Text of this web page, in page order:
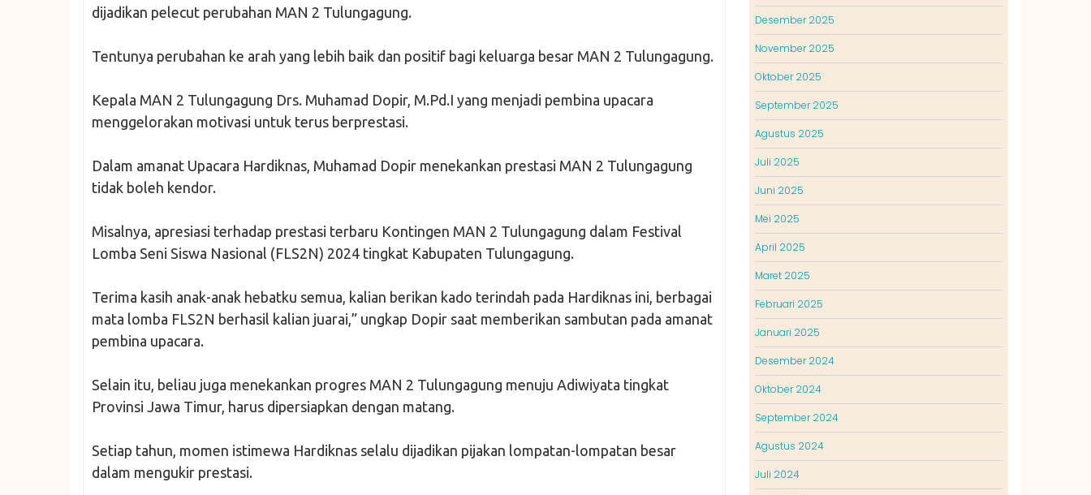
dijadikan pelecut perubahan MAN 2 Tulungagung.
Tentunya perubahan ke arah yang lebih baik dan positif bagi keluarga besar MAN 2 Tulungagung.
Kepala MAN 2 Tulungagung Drs. Muhamad Dopir, M.Pd.I yang menjadi pembina upacara
menggelorakan motivasi untuk terus berprestasi.
Dalam amanat Upacara Hardiknas, Muhamad Dopir menekankan prestasi MAN 2 Tulungagung
tidak boleh kendor.
Misalnya, apresiasi terhadap prestasi terbaru Kontingen MAN 2 Tulungagung dalam Festival
Lomba Seni Siswa Nasional (FLS2N) 2024 tingkat Kabupaten Tulungagung.
Terima kasih anak-anak hebatku semua, kalian berikan kado terindah pada Hardiknas ini, berbagai
mata lomba FLS2N berhasil kalian juarai,” ungkap Dopir saat memberikan sambutan pada amanat
pembina upacara.
Selain itu, beliau juga menekankan progres MAN 2 Tulungagung menuju Adiwiyata tingkat
Provinsi Jawa Timur, harus dipersiapkan dengan matang.
Setiap tahun, momen istimewa Hardiknas selalu dijadikan pijakan lompatan-lompatan besar
dalam mengukir prestasi.
Desember 2025
November 2025
Oktober 2025
September 2025
Agustus 2025
Juli 2025
Juni 2025
Mei 2025
April 2025
Maret 2025
Februari 2025
Januari 2025
Desember 2024
Oktober 2024
September 2024
Agustus 2024
Juli 2024